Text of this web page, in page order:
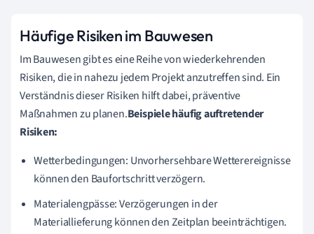
Häufige Risiken im Bauwesen
Im Bauwesen gibt es eine Reihe von wiederkehrenden
Risiken, die in nahezu jedem Projekt anzutreffen sind. Ein
Verständnis dieser Risiken hilft dabei, präventive
Maßnahmen zu planen.Beispiele häufig auftretender
Risiken:
Wetterbedingungen: Unvorhersehbare Wetterereignisse
können den Baufortschritt verzögern.
Materialengpässe: Verzögerungen in der
Materiallieferung können den Zeitplan beeinträchtigen.